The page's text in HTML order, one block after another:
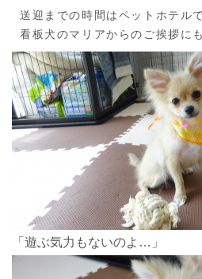
送迎までの時間はペットホテル
看板犬のマリアからのご挨拶に
「遊ぶ気力もないのよ…」